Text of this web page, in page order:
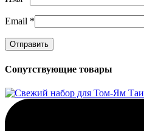
Email *
Сопутствующие товары